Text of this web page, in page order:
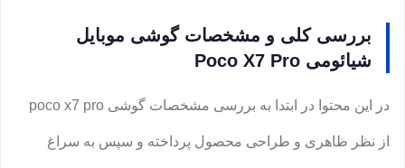
بررسی کلی و مشخصات گوشی موبایل
شیائومی Poco X7 Pro
در این محتوا در ابتدا به بررسی مشخصات گوشی poco x7 pro
از نظر ظاهری و طراحی محصول پرداخته و سپس به سراغ